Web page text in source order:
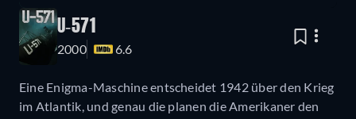
U-571
2000 6.6
Eine Enigma-Maschine entscheidet 1942 über den Krieg
im Atlantik, und genau die planen die Amerikaner den